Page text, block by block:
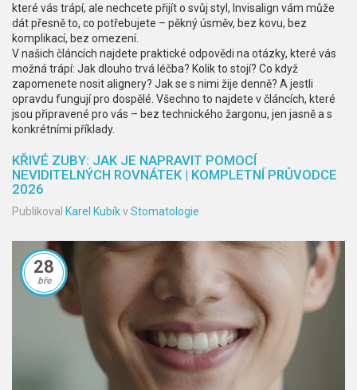
které vás trápí, ale nechcete přijít o svůj styl, Invisalign vám může
dát přesně to, co potřebujete – pěkný úsměv, bez kovu, bez
komplikací, bez omezení.
V našich článcích najdete praktické odpovědi na otázky, které vás
možná trápí: Jak dlouho trvá léčba? Kolik to stojí? Co když
zapomenete nosit alignery? Jak se s nimi žije denně? A jestli
opravdu fungují pro dospělé. Všechno to najdete v článcích, které
jsou připravené pro vás – bez technického žargonu, jen jasně a s
konkrétními příklady.
KŘIVÉ ZUBY: JAK JE NAPRAVIT POMOCÍ
NEVIDITELNÝCH ROVNÁTEK | KOMPLETNÍ PRŮVODCE
2026
Publikoval Karel KubíkvStomatologie
28
bře